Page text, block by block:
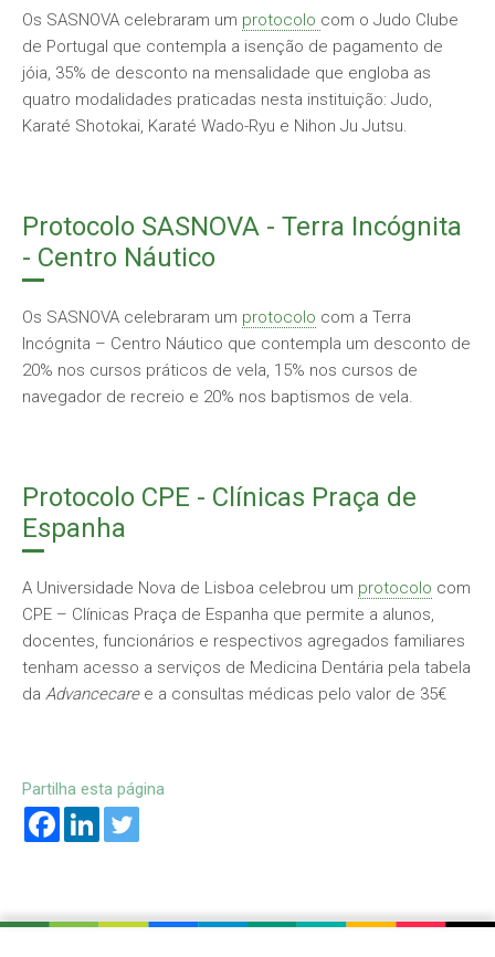
Os SASNOVA celebraram um protocolo com o Judo Clube
de Portugal que contempla a isenção de pagamento de
jóia, 35% de desconto na mensalidade que engloba as
quatro modalidades praticadas nesta instituição: Judo,
Karaté Shotokai, Karaté Wado-Ryu e Nihon Ju Jutsu.
Protocolo SASNOVA - Terra Incógnita
- Centro Náutico
Os SASNOVA celebraram um protocolo com a Terra
Incógnita – Centro Náutico que contempla um desconto de
20% nos cursos práticos de vela, 15% nos cursos de
navegador de recreio e 20% nos baptismos de vela.
Protocolo CPE - Clínicas Praça de
Espanha
A Universidade Nova de Lisboa celebrou um protocolo com
CPE – Clínicas Praça de Espanha que permite a alunos,
docentes, funcionários e respectivos agregados familiares
tenham acesso a serviços de Medicina Dentária pela tabela
da Advancecare e a consultas médicas pelo valor de 35€
Partilha esta página